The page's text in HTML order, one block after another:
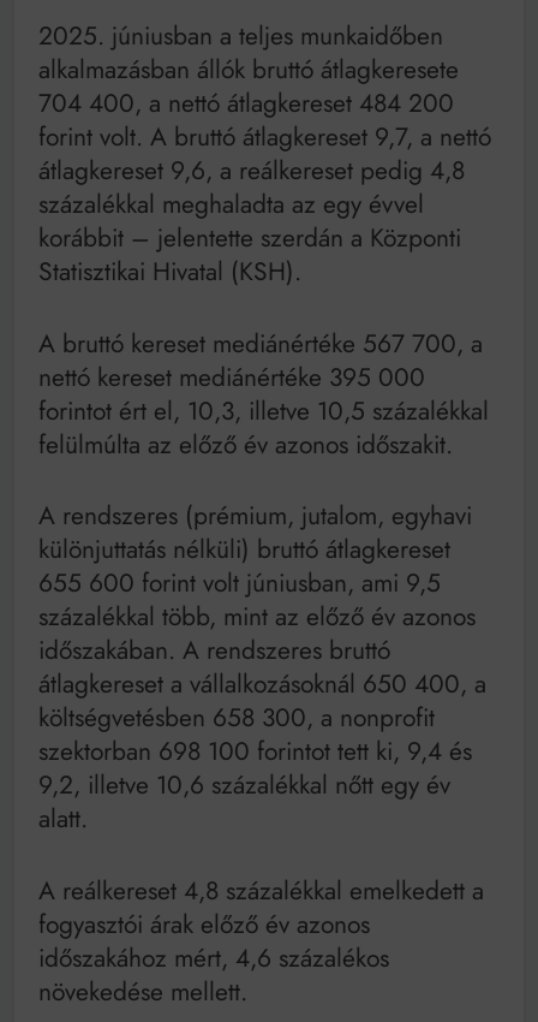
as években
Bitumenes lapostetők: a bevált technológia akkor
működik, ha jól van felújítva
2025. júniusban a teljes munkaidőben
alkalmazásban állók bruttó átlagkeresete
704 400, a nettó átlagkereset 484 200
forint volt. A bruttó átlagkereset 9,7, a nettó
átlagkereset 9,6, a reálkereset pedig 4,8
százalékkal meghaladta az egy évvel
korábbit – jelentette szerdán a Központi
Statisztikai Hivatal (KSH).
A bruttó kereset mediánértéke 567 700, a
nettó kereset mediánértéke 395 000
forintot ért el, 10,3, illetve 10,5 százalékkal
felülmúlta az előző év azonos időszakit.
A rendszeres (prémium, jutalom, egyhavi
különjuttatás nélküli) bruttó átlagkereset
655 600 forint volt júniusban, ami 9,5
százalékkal több, mint az előző év azonos
időszakában. A rendszeres bruttó
átlagkereset a vállalkozásoknál 650 400, a
költségvetésben 658 300, a nonprofit
szektorban 698 100 forintot tett ki, 9,4 és
9,2, illetve 10,6 százalékkal nőtt egy év
alatt.
A reálkereset 4,8 százalékkal emelkedett a
fogyasztói árak előző év azonos
időszakához mért, 4,6 százalékos
növekedése mellett.